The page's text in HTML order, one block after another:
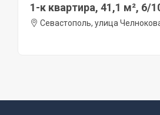
1-к квартира, 41,1 м², 6/
Севастополь, улица